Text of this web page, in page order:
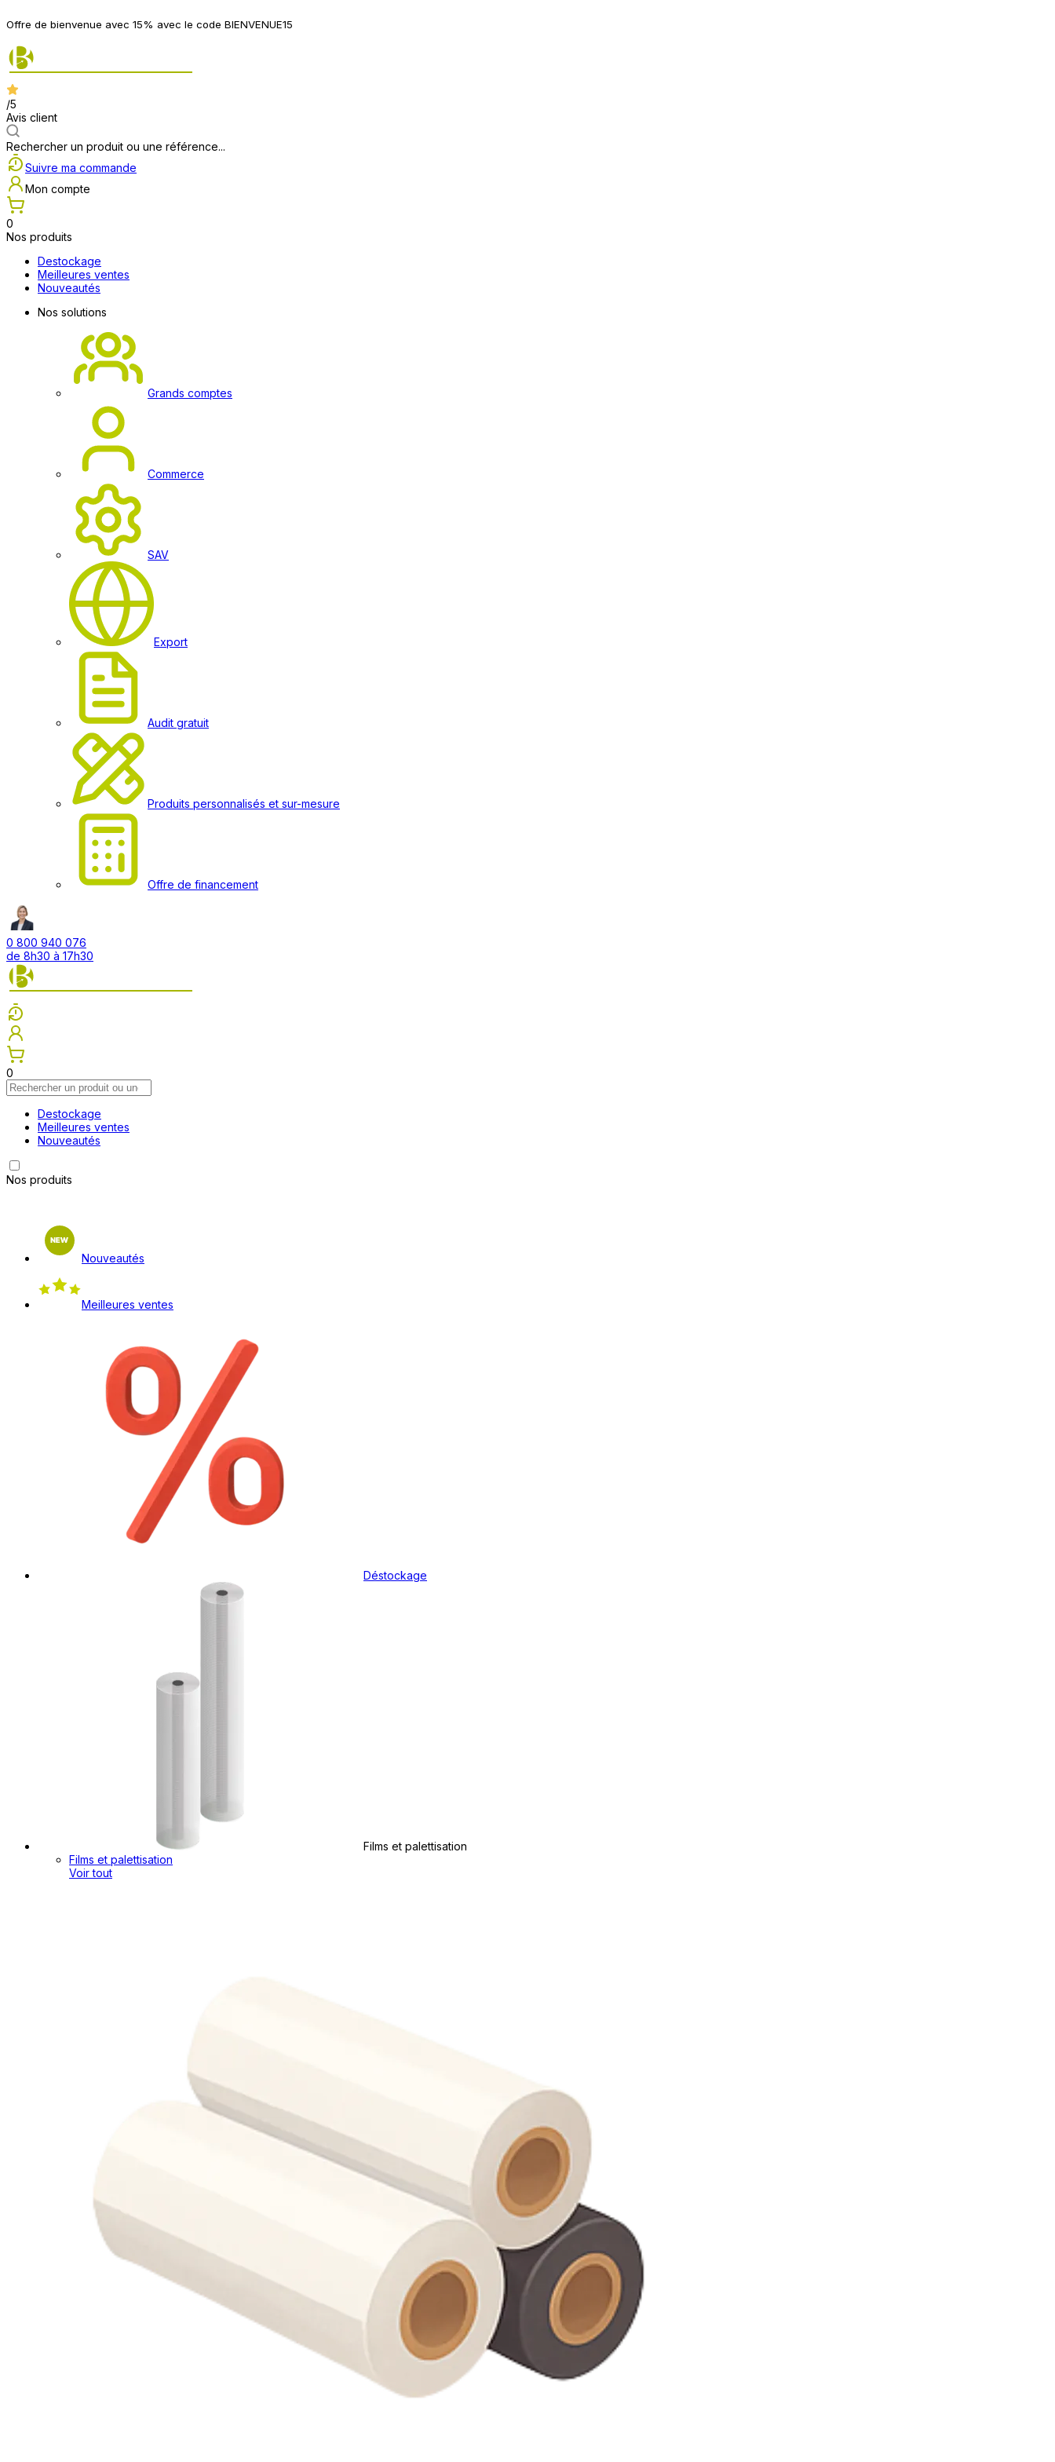
Offre de bienvenue avec 15% avec le code BIENVENUE15
/5
Avis client
Rechercher un produit ou une référence...
Suivre ma commande
Mon compte
0
Nos produits
Destockage
Meilleures ventes
Nouveautés
Nos solutions
Grands comptes
Commerce
SAV
Export
Audit gratuit
Produits personnalisés et sur-mesure
Offre de financement
0 800 940 076
de 8h30 à 17h30
0
Destockage
Meilleures ventes
Nouveautés
Nos produits
Nouveautés
Meilleures ventes
Déstockage
Films et palettisation
Films et palettisation
Voir tout